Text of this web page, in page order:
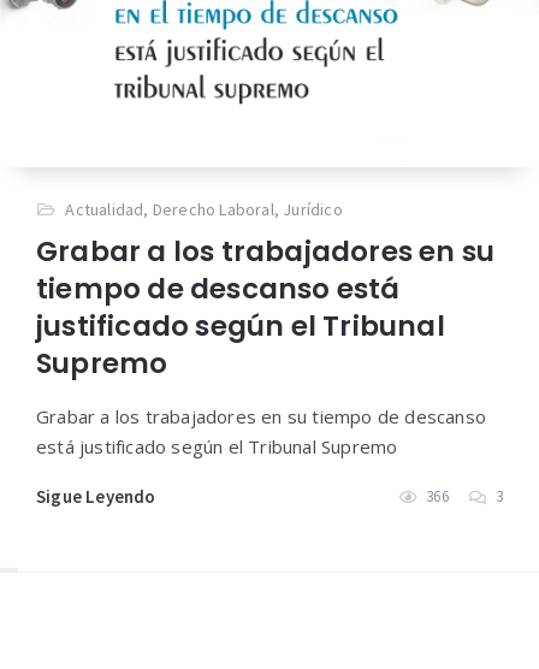
Actualidad, Derecho Laboral, Jurídico
Grabar a los trabajadores en su
tiempo de descanso está
justificado según el Tribunal
Supremo
Grabar a los trabajadores en su tiempo de descanso
está justificado según el Tribunal Supremo
Sigue Leyendo 366 3